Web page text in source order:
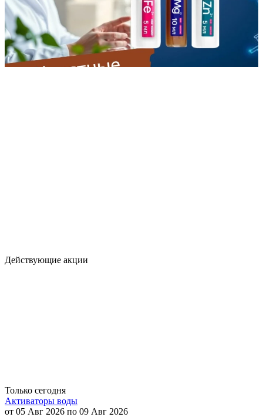
Действующие акции
Только сегодня
Активаторы воды
от 05 Авг 2026 по 09 Авг 2026